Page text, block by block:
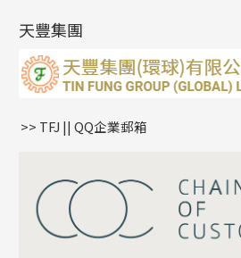
雙十字鏈系列
水波鏈系列
蛇骨鏈系列
鏈尾系列
嘴唇鏈系列
S車花鏈系列
珍珠鏈系列
坦克鏈系列
滿天星鏈系列
耳環扣系列
耳綫/耳鈎系列
耳環爪頭
耳環
字母吊墜
相盒吊墜
項鏈吊墜
生肖吊墜
星座吊墜
珠扣
天豐集團
>> TFJ || QQ企業郵箱